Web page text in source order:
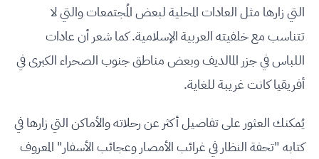
التي زارها مثل العادات المحلية لبعض المُجتمعات والتي لا
تتناسب مع خلفيته العربية الإسلامية. كما شعر أن عادات
اللباس في جزر المالديف وبعض مناطق جنوب الصحراء الكبرى في
أفريقيا كانت غريبة للغاية.
يُمكنك العثور على تفاصيل أكثر عن رحلاته والأماكن التي زارها في
كتابه "تحفة النظار في غرائب الأمصار وعجائب الأسفار" المعروف